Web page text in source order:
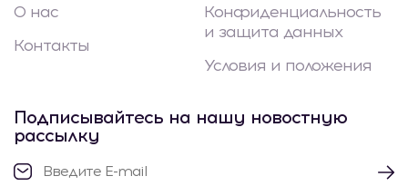
О нас
Контакты
Конфиденциальность
и защита данных
Условия и положения
Подписывайтесь на нашу новостную
рассылку